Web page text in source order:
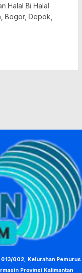
Halal Bi Halal
Bogor, Depok,
013/002, Kelurahan Pemurus
Provinsi Kalimantan